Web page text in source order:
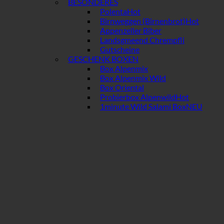
Polenta
Birnweggen (Birnenbrot)
Appenzeller Biber
Landsgmeend Chrempfli
Gutscheine
GESCHENK BOXEN
Box Alpenmix
Box Alpenmix Wild
Box Oriental
Probierbox Alpenwild
1minute Wild Salami Box